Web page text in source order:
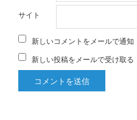
サイト
新しいコメントをメールで通知
新しい投稿をメールで受け取る